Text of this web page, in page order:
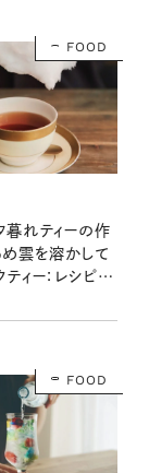
FOOD
暮れティーの作
め雲を溶かして
ィー：レシピ・
FOOD